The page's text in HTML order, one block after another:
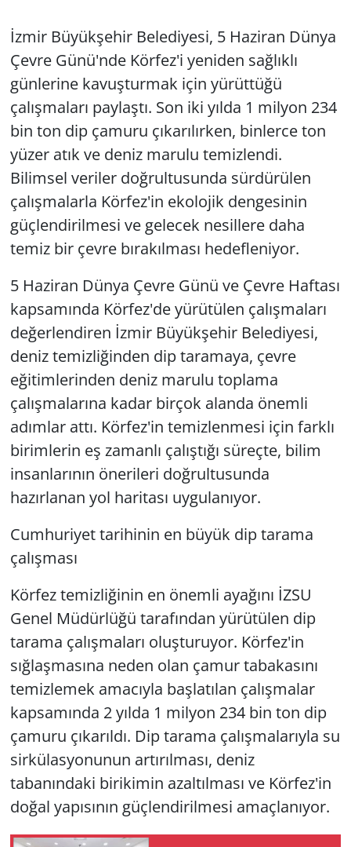
İzmir Büyükşehir Belediyesi, 5 Haziran Dünya
Çevre Günü'nde Körfez'i yeniden sağlıklı
günlerine kavuşturmak için yürüttüğü
çalışmaları paylaştı. Son iki yılda 1 milyon 234
bin ton dip çamuru çıkarılırken, binlerce ton
yüzer atık ve deniz marulu temizlendi.
Bilimsel veriler doğrultusunda sürdürülen
çalışmalarla Körfez'in ekolojik dengesinin
güçlendirilmesi ve gelecek nesillere daha
temiz bir çevre bırakılması hedefleniyor.
5 Haziran Dünya Çevre Günü ve Çevre Haftası
kapsamında Körfez'de yürütülen çalışmaları
değerlendiren İzmir Büyükşehir Belediyesi,
deniz temizliğinden dip taramaya, çevre
eğitimlerinden deniz marulu toplama
çalışmalarına kadar birçok alanda önemli
adımlar attı. Körfez'in temizlenmesi için farklı
birimlerin eş zamanlı çalıştığı süreçte, bilim
insanlarının önerileri doğrultusunda
hazırlanan yol haritası uygulanıyor.
Cumhuriyet tarihinin en büyük dip tarama
çalışması
Körfez temizliğinin en önemli ayağını İZSU
Genel Müdürlüğü tarafından yürütülen dip
tarama çalışmaları oluşturuyor. Körfez'in
sığlaşmasına neden olan çamur tabakasını
temizlemek amacıyla başlatılan çalışmalar
kapsamında 2 yılda 1 milyon 234 bin ton dip
çamuru çıkarıldı. Dip tarama çalışmalarıyla su
sirkülasyonunun artırılması, deniz
tabanındaki birikimin azaltılması ve Körfez'in
doğal yapısının güçlendirilmesi amaçlanıyor.